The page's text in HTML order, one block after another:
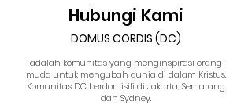
Hubungi Kami
DOMUS CORDIS (DC)
adalah komunitas yang menginspirasi orang
muda untuk mengubah dunia di dalam Kristus.
Komunitas DC berdomisili di Jakarta, Semarang
dan Sydney.